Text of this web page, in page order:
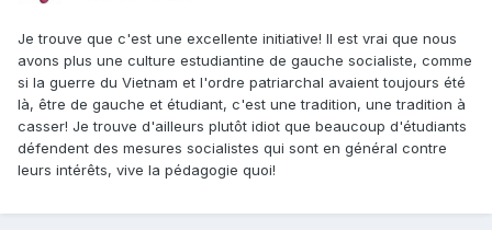
Je trouve que c'est une excellente initiative! Il est vrai que nous
avons plus une culture estudiantine de gauche socialiste, comme
si la guerre du Vietnam et l'ordre patriarchal avaient toujours été
là, être de gauche et étudiant, c'est une tradition, une tradition à
casser! Je trouve d'ailleurs plutôt idiot que beaucoup d'étudiants
défendent des mesures socialistes qui sont en général contre
leurs intérêts, vive la pédagogie quoi!